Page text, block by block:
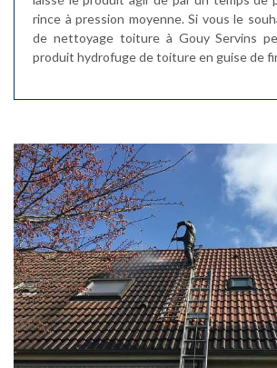
rince à pression moyenne. Si vous le
de nettoyage toiture à Gouy Servins
produit hydrofuge de toiture en guise de